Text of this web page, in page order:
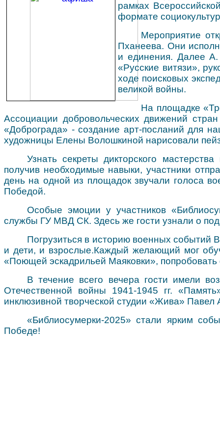
рамках
формате
Мероприятие
Пханеева. Они
и единения. Далее
«Русские витязи»,
ходе поисковых
великой войны.
На площадке
Ассоциации добровольческих движений
«Доброграда» - создание арт-посланий для
художницы Елены Волошкиной нарисовали
Узнать секреты дикторского
получив необходимые навыки, участники
день на одной из площадок звучали голоса
Победой.
Особые эмоции у участников
службы ГУ МВД СК. Здесь же гости узнали о
Погрузиться в историю военных событий
и дети, и взрослые.Каждый желающий мог
«Поющей эскадрильей Маяковки»,
В течение всего вечера гости имели
Отечественной войны 1941-1945 гг.
инклюзивной творческой студии «Жива» Павел
«Библиосумерки-2025» стали ярким
Победе!